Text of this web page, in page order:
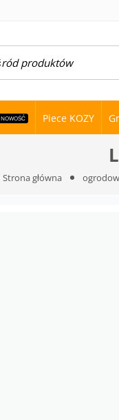
NOWOŚĆ Piece KOZY
Strona główna